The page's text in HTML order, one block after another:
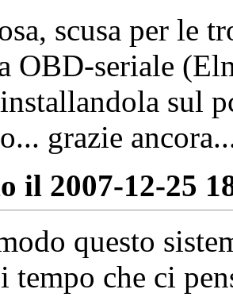
scusa per le
OBD-seriale
sul
grazie
il 2007-12-25
questo
tempo che ci